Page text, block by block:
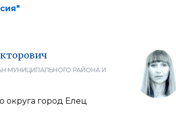
МУНИЦИПАЛЬНОГО РАЙОНА И
округа город Елец